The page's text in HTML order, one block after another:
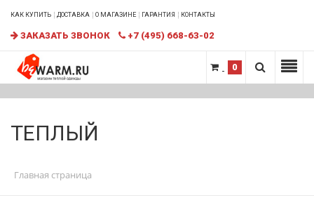
КАК КУПИТЬ ДОСТАВКА О МАГАЗИНЕ ГАРАНТИЯ КОНТАКТЫ
ЗАКАЗАТЬ ЗВОНОК +7 (495) 668-63-02
0
ТЕПЛЫЙ
Главная страница